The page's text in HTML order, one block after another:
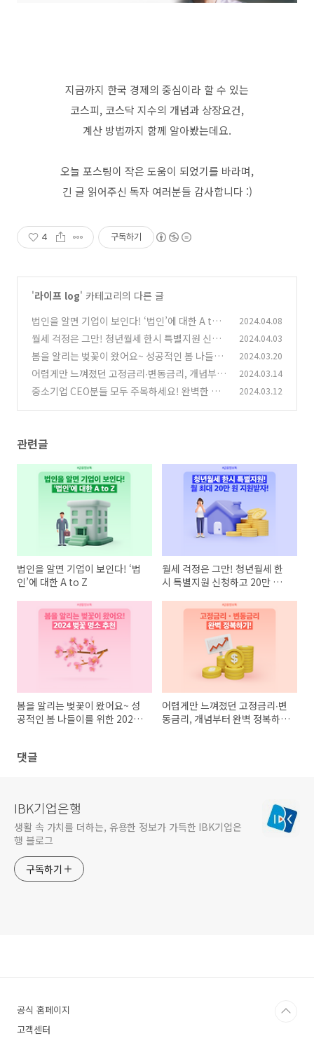
지금까지 한국 경제의 중심이라 할 수 있는
코스피, 코스닥 지수의 개념과 상장요건,
계산 방법까지 함께 알아봤는데요.
오늘 포스팅이 작은 도움이 되었기를 바라며,
긴 글 읽어주신 독자 여러분들 감사합니다 :)
4 구독하기
'라이프 log' 카테고리의 다른 글
법인을 알면 기업이 보인다! ‘법인’에 대한 A to Z
(0)
2024.04.08
월세 걱정은 그만! 청년월세 한시 특별지원 신청
하고 20만 원 월세 지원받자!
(1)
2024.04.03
봄을 알리는 벚꽃이 왔어요~ 성공적인 봄 나들이
를 위한 2024년 벚꽃 명소 추천! (2)
2024.03.20
어렵게만 느껴졌던 고정금리∙변동금리, 개념부터
완벽 정복하기! (0)
2024.03.14
중소기업 CEO분들 모두 주목하세요! 완벽한 법
2024.03.12
관련글
법인을 알면 기업이 보인다! ‘법
인’에 대한 A to Z
월세 걱정은 그만! 청년월세 한
시 특별지원 신청하고 20만 원
봄을 알리는 벚꽃이 왔어요~ 성
공적인 봄 나들이를 위한 2024
어렵게만 느껴졌던 고정금리∙변
동금리, 개념부터 완벽 정복하
댓글
IBK기업은행
생활 속 가치를 더하는, 유용한 정보가 가득한 IBK기업은
행 블로그
구독하기
공식 홈페이지
고객센터